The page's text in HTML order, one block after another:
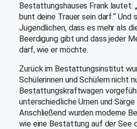
Bestattungshauses Frank lautet:
bunt deine Trauer sein darf.“ Und
Jugendlichen, dass es mehr als
Beerdigung gibt und dass jeder
darf, wie er möchte.
Zurück im Bestattungsinstitut
Schülerinnen und Schülern nicht
Bestattungskraftwagen
unterschiedliche Urnen und
Anschließend wurden moderne
wie eine Bestattung auf der See